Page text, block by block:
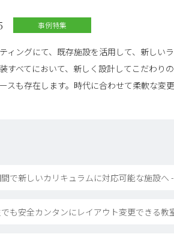
事例特集
ィングにて、既存施設を活用して、新しい
すべてにおいて、新しく設計してこだわり
スも存在します。時代に合わせて柔軟な
間で新しいカリキュラムに対応可能な施設へ
でも安全カンタンにレイアウト変更できる